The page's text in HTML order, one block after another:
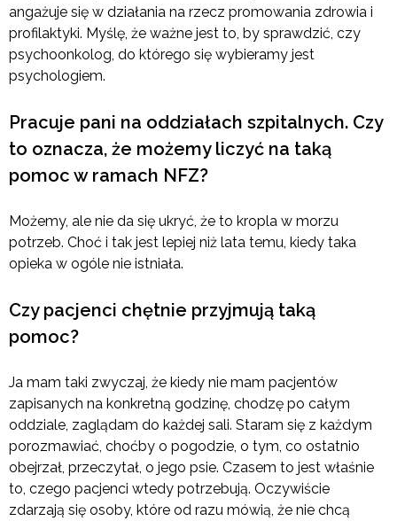
angażuje się w działania na rzecz promowania zdrowia i
profilaktyki. Myślę, że ważne jest to, by sprawdzić, czy
psychoonkolog, do którego się wybieramy jest
psychologiem.
Pracuje pani na oddziałach szpitalnych. Czy
to oznacza, że możemy liczyć na taką
pomoc w ramach NFZ?
Możemy, ale nie da się ukryć, że to kropla w morzu
potrzeb. Choć i tak jest lepiej niż lata temu, kiedy taka
opieka w ogóle nie istniała.
Czy pacjenci chętnie przyjmują taką
pomoc?
Ja mam taki zwyczaj, że kiedy nie mam pacjentów
zapisanych na konkretną godzinę, chodzę po całym
oddziale, zaglądam do każdej sali. Staram się z każdym
porozmawiać, choćby o pogodzie, o tym, co ostatnio
obejrzał, przeczytał, o jego psie. Czasem to jest właśnie
to, czego pacjenci wtedy potrzebują. Oczywiście
zdarzają się osoby, które od razu mówią, że nie chcą